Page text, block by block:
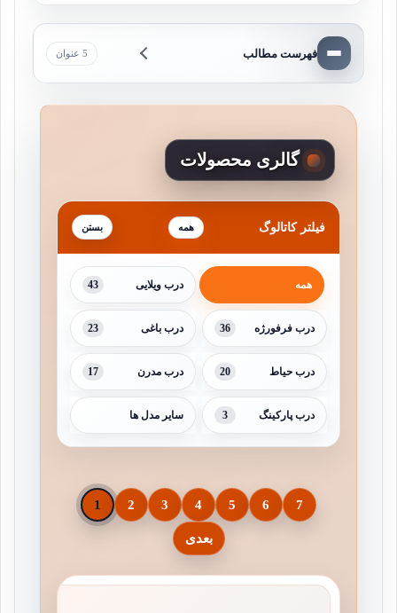
فهرست مطالب 5 عنوان
گالری محصولات
فیلتر کاتالوگ همه
همه درب ویلایی 43
درب فرفورژه 36 درب باغی 23
درب حیاط 20 درب مدرن 17
درب پارکینگ 3 سایر مدل ها
1 2 3 4 5 6 7
بعدی